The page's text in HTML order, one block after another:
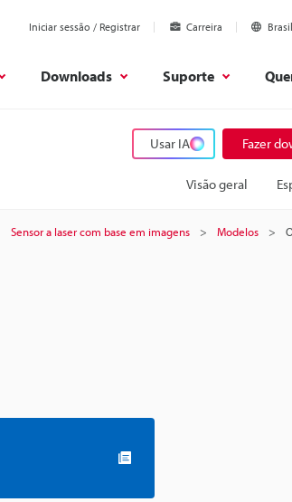
Iniciar sessão / Registrar Carreira Brasil
Downloads Suporte
Usar IA Fazer
Visão geral
Sensor a laser com base em imagens Modelos